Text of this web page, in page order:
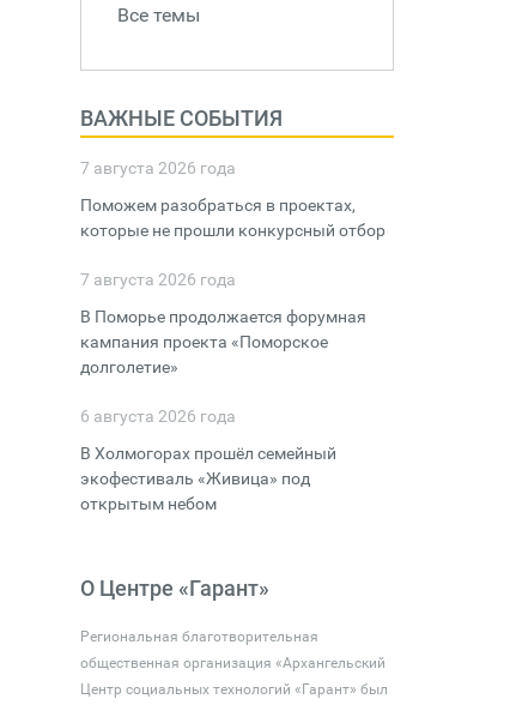
Все темы
ВАЖНЫЕ СОБЫТИЯ
7 августа 2026 года
Поможем разобраться в проектах,
которые не прошли конкурсный отбор
7 августа 2026 года
В Поморье продолжается форумная
кампания проекта «Поморское
долголетие»
6 августа 2026 года
В Холмогорах прошёл семейный
экофестиваль «Живица» под
открытым небом
О Центре «Гарант»
Региональная благотворительная
общественная организация «Архангельский
Центр социальных технологий «Гарант» был